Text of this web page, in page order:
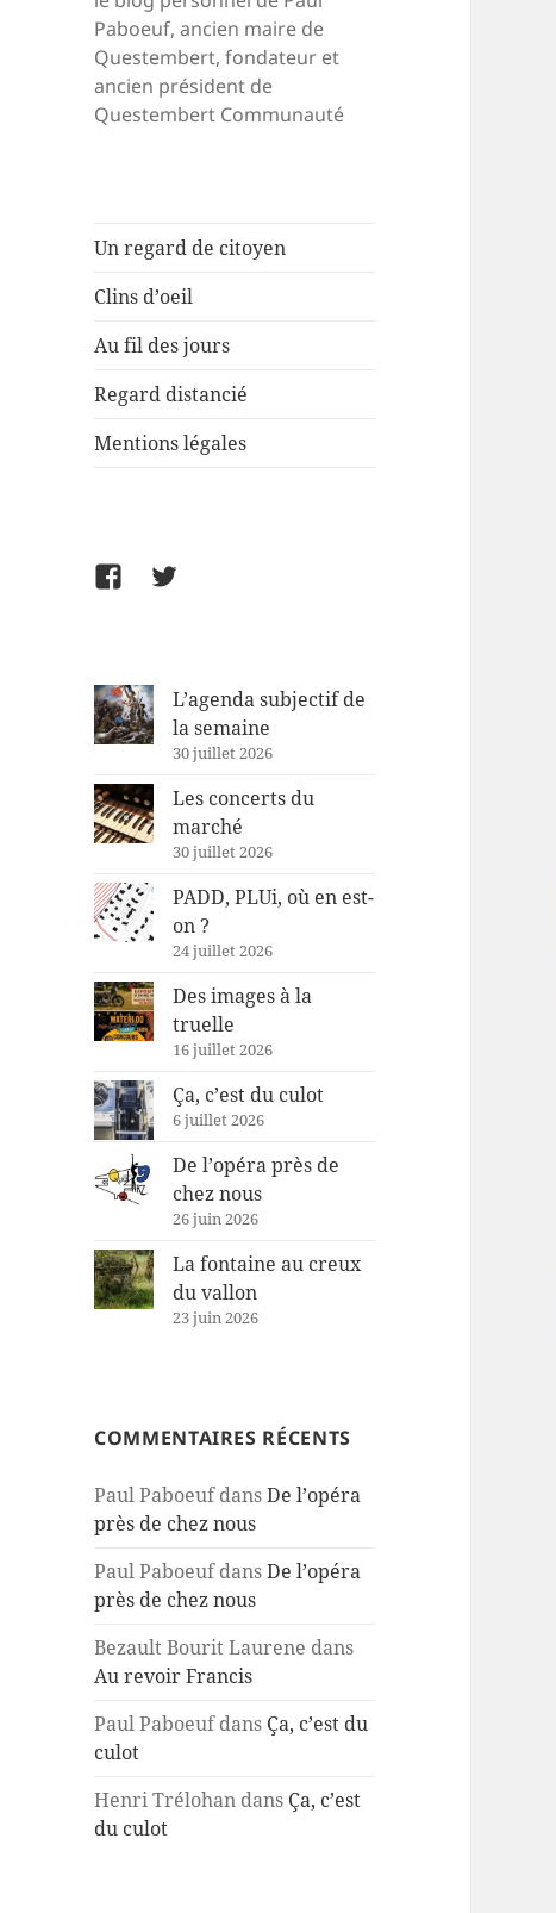
Paboeuf, ancien maire de
Questembert, fondateur et
ancien président de
Questembert Communauté
Un regard de citoyen
Clins d’oeil
Au fil des jours
Regard distancié
Mentions légales
FacebookTwitter
L’agenda subjectif de
la semaine
30 juillet 2026
Les concerts du
marché
30 juillet 2026
PADD, PLUi, où en est-
on ?
24 juillet 2026
Des images à la
truelle
16 juillet 2026
Ça, c’est du culot
6 juillet 2026
De l’opéra près de
chez nous
26 juin 2026
La fontaine au creux
du vallon
23 juin 2026
COMMENTAIRES RÉCENTS
Paul PaboeufdansDe l’opéra
près de chez nous
Paul PaboeufdansDe l’opéra
près de chez nous
Bezault Bourit Laurene dans
Au revoir Francis
Paul Paboeufdans Ça, c’est du
culot
Henri Trélohan dans Ça, c’est
du culot